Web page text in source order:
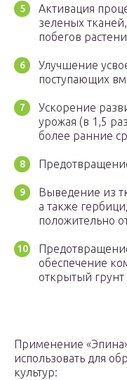
Активация
зеленых
побегов
Улучшение
поступающих
Ускорение
урожая (в 1,5
более ранние
Выведение из
а также
положительно
обеспечение
открытый грунт
Применение
использовать для
культур: